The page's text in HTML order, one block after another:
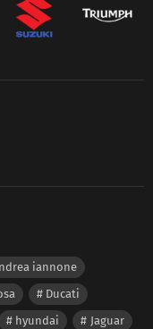
iannone
Ducati
hyundai
Jaguar